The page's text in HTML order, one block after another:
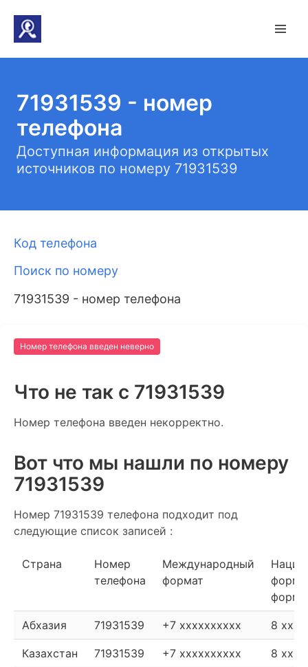
71931539 - номер
телефона
Доступная информация из открытых
источников по номеру 71931539
Код телефона
Поиск по номеру
71931539 - номер телефона
Номер телефона введен неверно
Что не так c 71931539
Номер телефона введен некорректно.
Вот что мы нашли по номеру
71931539
Номер 71931539 телефона подходит под
следующие список записей :
Страна
Номер
телефона
Международный
формат
Абхазия 71931539 +7 xxxxxxxxxx 8
Казахстан 71931539 +7 xxxxxxxxxx 8